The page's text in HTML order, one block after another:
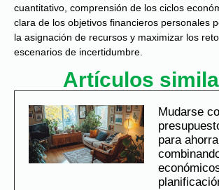
cuantitativo, comprensión de los ciclos
clara de los objetivos financieros personales
la asignación de recursos y maximizar los
escenarios de incertidumbre.
Artículos
Mudarse
para